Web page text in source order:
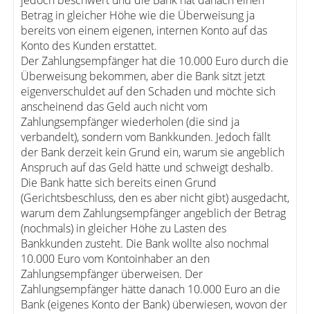
Betrag in gleicher Höhe wie die Überweisung ja
bereits von einem eigenen, internen Konto auf das
Konto des Kunden erstattet.
Der Zahlungsempfänger hat die 10.000 Euro durch die
Überweisung bekommen, aber die Bank sitzt jetzt
eigenverschuldet auf den Schaden und möchte sich
anscheinend das Geld auch nicht vom
Zahlungsempfänger wiederholen (die sind ja
verbandelt), sondern vom Bankkunden. Jedoch fällt
der Bank derzeit kein Grund ein, warum sie angeblich
Anspruch auf das Geld hätte und schweigt deshalb.
Die Bank hatte sich bereits einen Grund
(Gerichtsbeschluss, den es aber nicht gibt) ausgedacht,
warum dem Zahlungsempfänger angeblich der Betrag
(nochmals) in gleicher Höhe zu Lasten des
Bankkunden zusteht. Die Bank wollte also nochmal
10.000 Euro vom Kontoinhaber an den
Zahlungsempfänger überweisen. Der
Zahlungsempfänger hätte danach 10.000 Euro an die
Bank (eigenes Konto der Bank) überwiesen, wovon der